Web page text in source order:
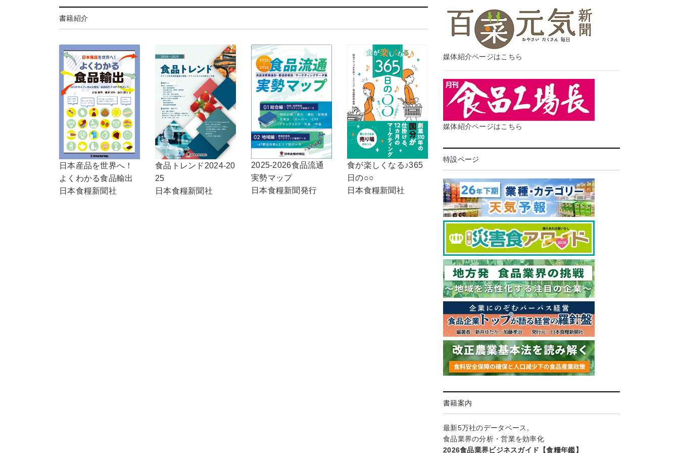
書籍紹介
日本産品を世界へ！
よくわかる食品輸出
日本食糧新聞社
食品トレンド2024-20
25
日本食糧新聞社
2025-2026食品流通
実勢マップ
日本食糧新聞発行
食が楽しくなる♪365
日の○○
日本食糧新聞社
媒体紹介ページはこちら
媒体紹介ページはこちら
特設ページ
書籍案内
最新5万社のデータベース。
食品業界の分析・営業を効率化
2026食品業界ビジネスガイド【食糧年鑑】